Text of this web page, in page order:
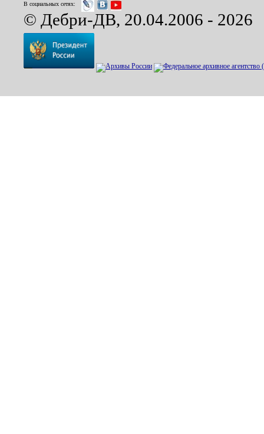
В социальных сетях:
© Дебри-ДВ, 20.04.2006 - 2026